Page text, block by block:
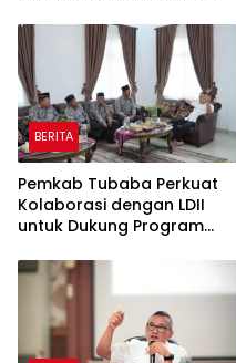
Dipangkas
BERITA
Pemkab Tubaba Perkuat
Kolaborasi dengan LDII
untuk Dukung Program